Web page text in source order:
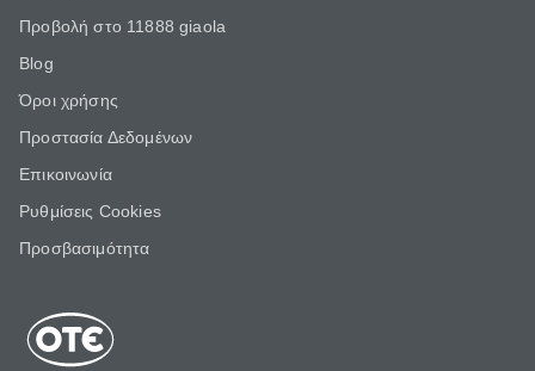
Προβολή στο 11888 giaola
Blog
Όροι χρήσης
Προστασία Δεδομένων
Επικοινωνία
Ρυθμίσεις Cookies
Προσβασιμότητα